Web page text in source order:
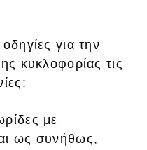
για την
κυκλοφορίας τις
με
ως συνήθως,